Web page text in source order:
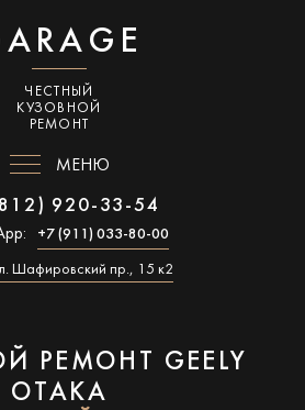
ЧЕСТНЫЙ
КУЗОВНОЙ
РЕМОНТ
МЕНЮ
920-33-54
+7 (911) 033-80-00
Шафировский пр., 15 к2
РЕМОНТ GEELY
OTAKA